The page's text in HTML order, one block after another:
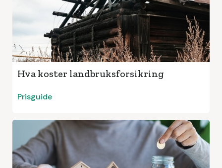
Hva koster landbruksforsikring
Prisguide